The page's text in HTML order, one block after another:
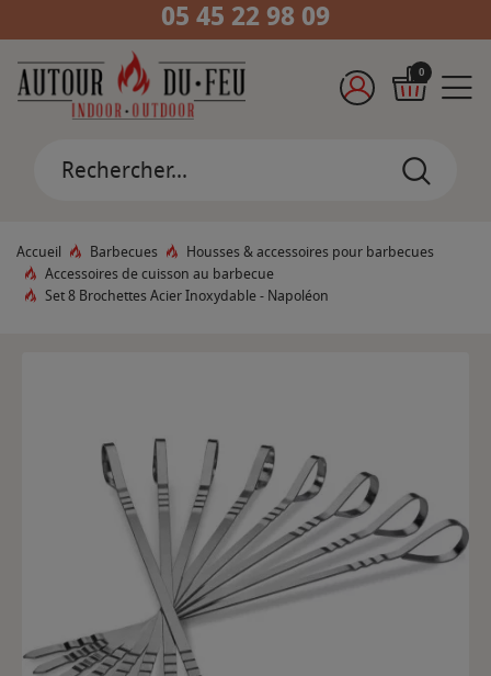
05 45 22 98 09
0
Accueil Barbecues
Housses & accessoires pour barbecues
Accessoires de cuisson au barbecue
Set 8 Brochettes Acier Inoxydable - Napoléon